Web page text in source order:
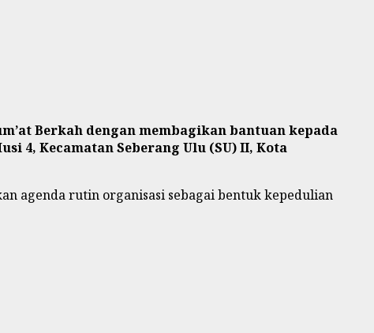
Berkah dengan membagikan bantuan kepada
4, Kecamatan Seberang Ulu (SU) II, Kota
agenda rutin organisasi sebagai bentuk kepedulian